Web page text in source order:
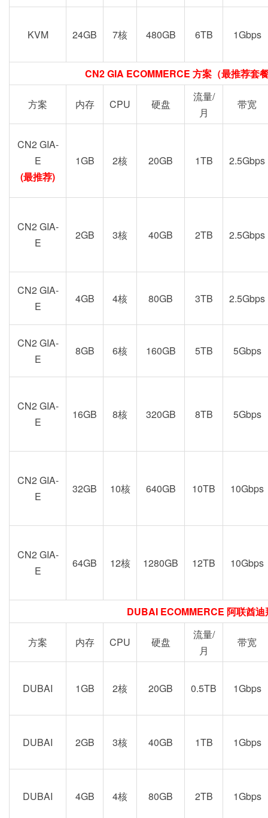
KVM 24GB 7核 480GB 6TB 1Gbps
CN2 GIA ECOMMERCE 方案（最推荐套
方案 内存 CPU 硬盘
流量/
月
带宽
CN2 GIA-
E
(最推荐)
1GB 2核 20GB 1TB 2.5Gbps
CN2 GIA-
E
2GB 3核 40GB 2TB 2.5Gbps
CN2 GIA-
E
4GB 4核 80GB 3TB 2.5Gbps
CN2 GIA-
E
8GB 6核 160GB 5TB 5Gbps
CN2 GIA-
E
16GB 8核 320GB 8TB 5Gbps
CN2 GIA-
E
32GB 10核 640GB 10TB 10Gbps
CN2 GIA-
E
64GB 12核 1280GB 12TB 10Gbps
DUBAI ECOMMERCE 阿联酋迪
方案 内存 CPU 硬盘
流量/
月
带宽
DUBAI 1GB 2核 20GB 0.5TB 1Gbps
DUBAI 2GB 3核 40GB 1TB 1Gbps
DUBAI 4GB 4核 80GB 2TB 1Gbps